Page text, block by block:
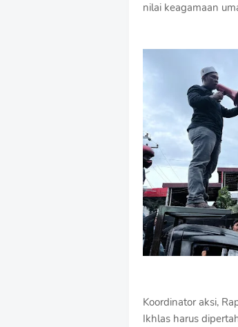
nilai keagamaan
Koordinator aksi,
Ikhlas harus